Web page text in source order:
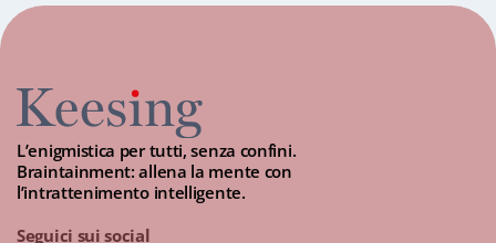
L’enigmistica per tutti, senza confini.
Braintainment: allena la mente con
l’intrattenimento intelligente.
Seguici sui social